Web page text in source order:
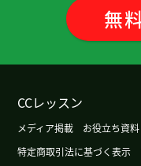
香香老师，谢谢您
知识，这样建立友
我觉得你很厉害，
無
CCレッスン
メディア掲載 お役立ち資料
特定商取引法に基づく表示